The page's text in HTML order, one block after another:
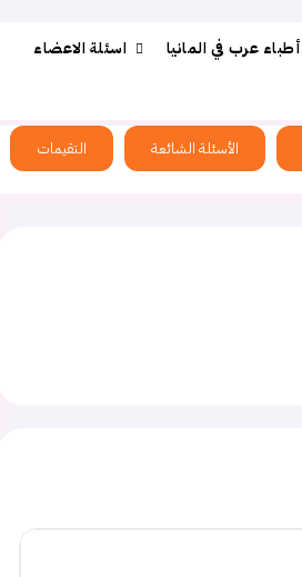
أطباء عرب في المانيا اسئلة الاعضاء
الأسئلة الشائعة التقيمات